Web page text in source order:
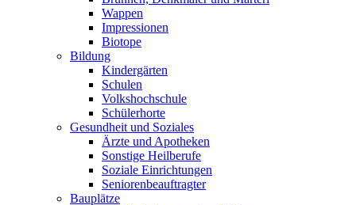
Wappen
Impressionen
Biotope
Bildung
Kindergärten
Schulen
Volkshochschule
Schülerhorte
Gesundheit und Soziales
Ärzte und Apotheken
Sonstige Heilberufe
Soziale Einrichtungen
Seniorenbeauftragter
Bauplätze